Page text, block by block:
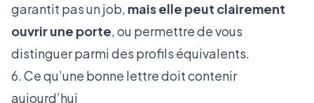
garantit pas un job, mais elle peut clairement
ouvrir une porte, ou permettre de vous
distinguer parmi des profils équivalents.
6. Ce qu’une bonne lettre doit contenir
aujourd’hui